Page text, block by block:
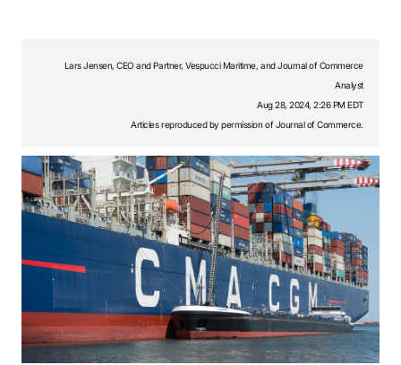
u
r
Lars Jensen, CEO and Partner, Vespucci Maritime, and Journal of Commerce
Analyst
Aug 28, 2024, 2:26 PM EDT
Articles reproduced by permission of Journal of Commerce.